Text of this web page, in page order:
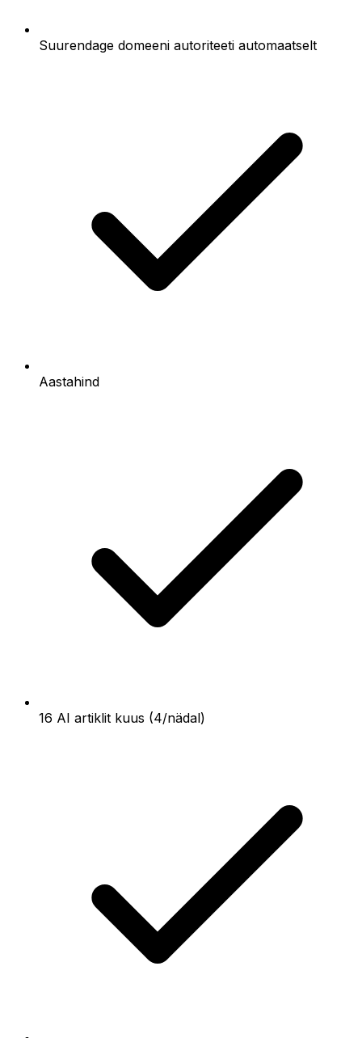
Suurendage domeeni autoriteeti automaatselt
Aastahind
16 AI artiklit kuus (4/nädal)